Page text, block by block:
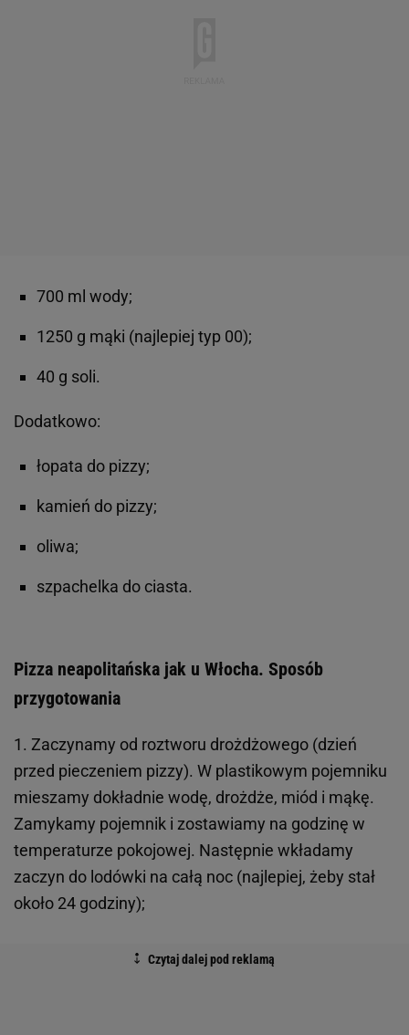
700 ml wody;
1250 g mąki (najlepiej typ 00);
40 g soli.
Dodatkowo:
łopata do pizzy;
kamień do pizzy;
oliwa;
szpachelka do ciasta.
Pizza neapolitańska jak u Włocha. Sposób
przygotowania
1. Zaczynamy od roztworu drożdżowego (dzień
przed pieczeniem pizzy). W plastikowym pojemniku
mieszamy dokładnie wodę, drożdże, miód i mąkę.
Zamykamy pojemnik i zostawiamy na godzinę w
temperaturze pokojowej. Następnie wkładamy
zaczyn do lodówki na całą noc (najlepiej, żeby stał
około 24 godziny);